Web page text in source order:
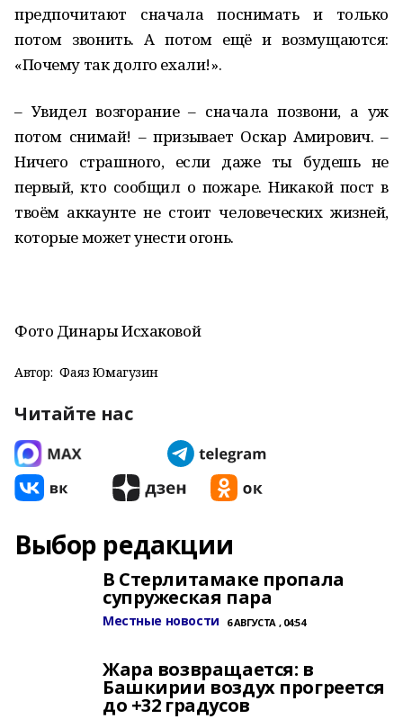
предпочитают сначала поснимать и только
потом звонить. А потом ещё и возмущаются:
«Почему так долго ехали!».
– Увидел возгорание – сначала позвони, а уж
потом снимай! – призывает Оскар Амирович. –
Ничего страшного, если даже ты будешь не
первый, кто сообщил о пожаре. Никакой пост в
твоём аккаунте не стоит человеческих жизней,
которые может унести огонь.
Фото Динары Исхаковой
Автор: Фаяз Юмагузин
Читайте нас
Выбор редакции
В Стерлитамаке пропала
супружеская пара
Местные новости 6 АВГУСТА , 04:54
Жара возвращается: в
Башкирии воздух прогреется
до +32 градусов